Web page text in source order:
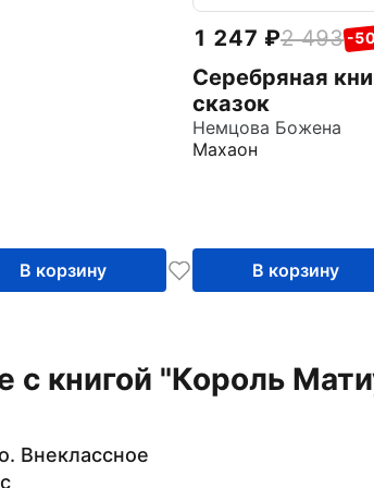
В корзину
1 247 2 493 -
Серебряная
сказок
Немцова Божена
Махаон
В корзину
с книгой "Король
Внеклассное